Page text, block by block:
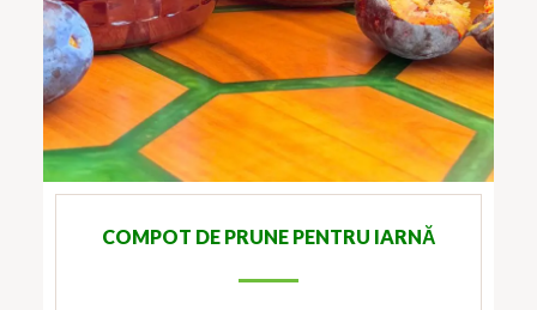
COMPOT DE PRUNE PENTRU IARNĂ